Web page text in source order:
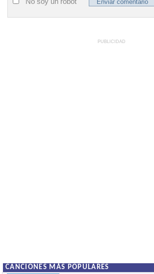
PUBLICIDAD
CANCIONES MÁS POPULARES